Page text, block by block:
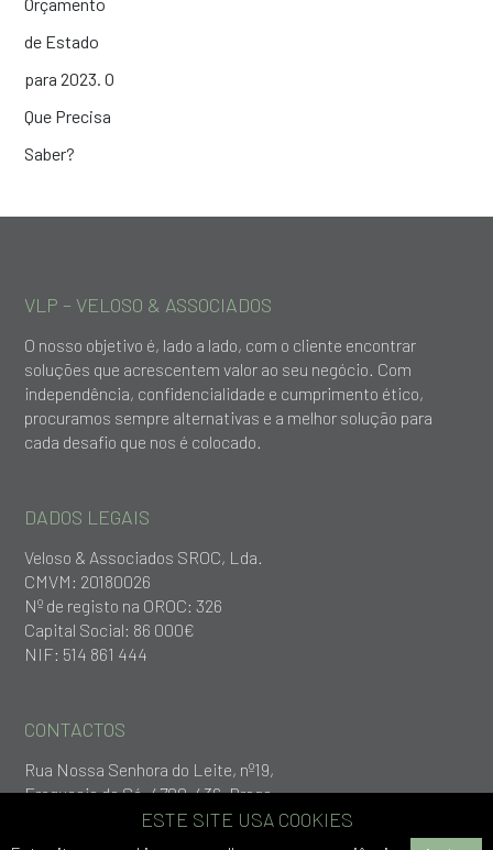
VLP – VELOSO & ASSOCIADOS
O nosso objetivo é, lado a lado, com o cliente encontrar
soluções que acrescentem valor ao seu negócio. Com
independência, confidencialidade e cumprimento ético,
procuramos sempre alternativas e a melhor solução para
cada desafio que nos é colocado.
DADOS LEGAIS
Veloso & Associados SROC, Lda.
CMVM: 20180026
Nº de registo na OROC: 326
Capital Social: 86 000€
NIF: 514 861 444
CONTACTOS
Rua Nossa Senhora do Leite, nº19,
Freguesia da Sé, 4700-436, Braga
ESTE SITE USA COOKIES